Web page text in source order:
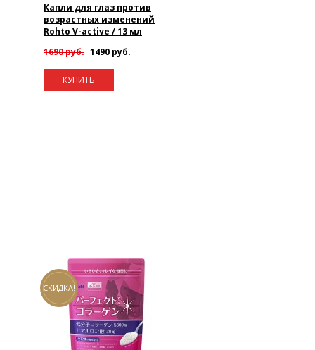
Капли для глаз против
возрастных изменений
Rohto V-active / 13 мл
1690 руб. 1490 руб.
КУПИТЬ
СКИДКА!